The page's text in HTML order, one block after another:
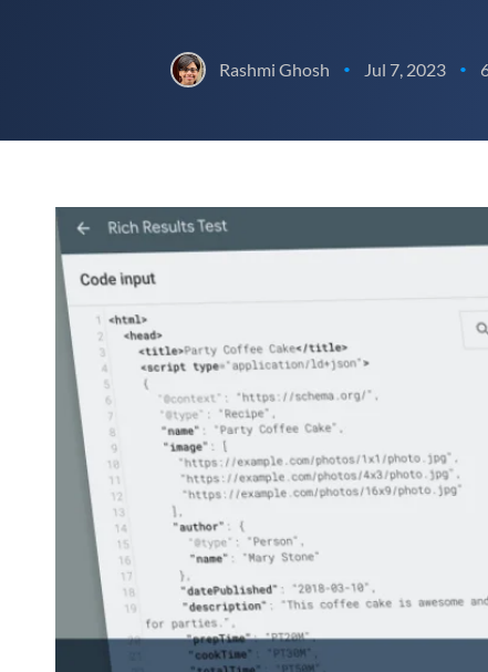
Rashmi Ghosh • Jul 7, 2023 •